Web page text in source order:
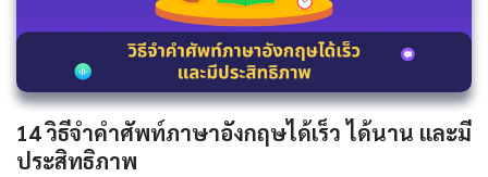
14 วิธีจําคําศัพท์ภาษาอังกฤษได้เร็ว ได้นาน และมี
ประสิทธิภาพ